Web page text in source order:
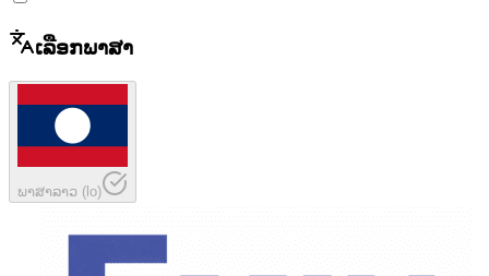
ເລືອກພາສາ
ພາສາລາວ (lo)